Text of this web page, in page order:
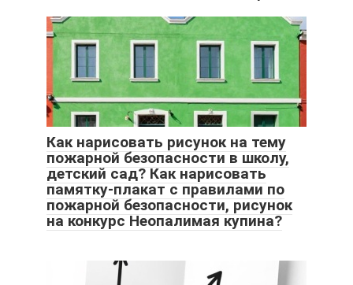
Как нарисовать рисунок на тему
пожарной безопасности в школу,
детский сад? Как нарисовать
памятку-плакат с правилами по
пожарной безопасности, рисунок
на конкурс Неопалимая купина?